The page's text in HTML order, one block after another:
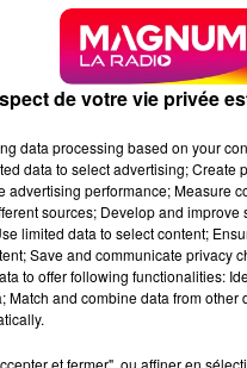
de votre vie privée
data processing based on your
data to select advertising;
performance; Measure
sources; Develop and
limited data to select content;
Save and communicate privacy
to offer following functionalities:
and combine data from
et fermer", ou affiner en